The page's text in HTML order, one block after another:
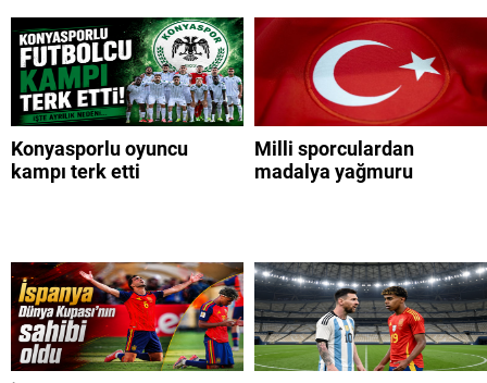
Konyasporlu oyuncu
kampı terk etti
Milli sporculardan
madalya yağmuru